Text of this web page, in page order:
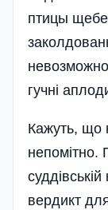
птицы
гучні
Кажуть, що
непомітно.
вердикт